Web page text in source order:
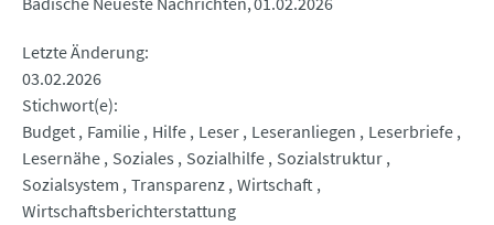
Letzte Änderung
03.02.2026
Stichwort(e)
Budget Familie Hilfe Leser Leseranliegen
Leserbriefe
Lesernähe Soziales Sozialhilfe Sozialstruktur
Sozialsystem Transparenz Wirtschaft
Wirtschaftsberichterstattung